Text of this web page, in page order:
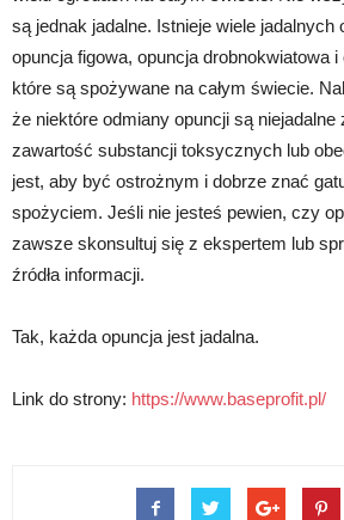
są jednak jadalne. Istnieje wiele jadalnych
opuncja figowa, opuncja drobnokwiatowa i
które są spożywane na całym świecie.
że niektóre odmiany opuncji są niejadalne
zawartość substancji toksycznych lub
jest, aby być ostrożnym i dobrze znać
spożyciem. Jeśli nie jesteś pewien, czy
zawsze skonsultuj się z ekspertem lub
źródła informacji.
Tak, każda opuncja jest jadalna.
Link do strony: https://www.baseprofit.pl/